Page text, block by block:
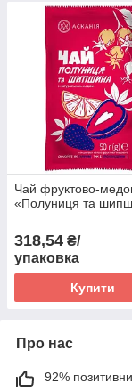
Чай фруктово-
«Полуниця та
318,54 ₴/
упаковка
Купити
Про нас
92%